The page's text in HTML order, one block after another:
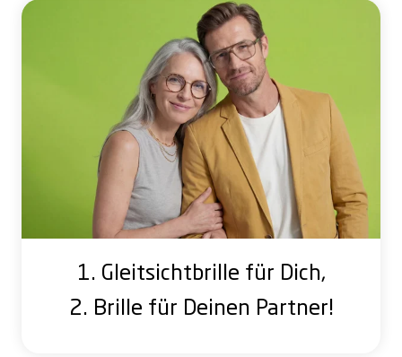
1. Gleitsichtbrille für Dich,
2. Brille für Deinen Partner!